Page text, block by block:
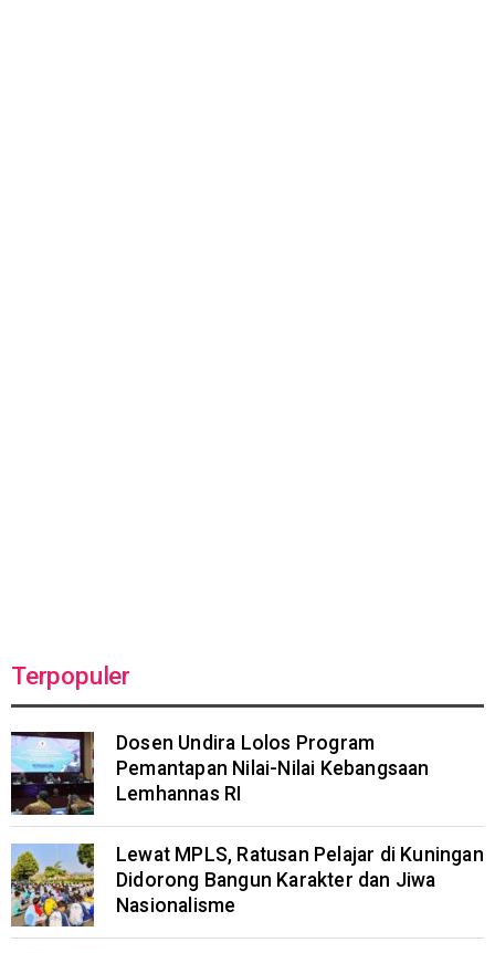
Terpopuler
Dosen Undira Lolos Program
Pemantapan Nilai-Nilai Kebangsaan
Lemhannas RI
Lewat MPLS, Ratusan Pelajar di Kuningan
Didorong Bangun Karakter dan Jiwa
Nasionalisme